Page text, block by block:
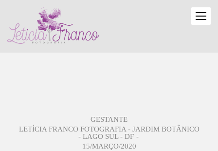
GESTANTE
LETÍCIA FRANCO FOTOGRAFIA - JARDIM BOTÂNICO
- LAGO SUL - DF
15/MARÇO/2020